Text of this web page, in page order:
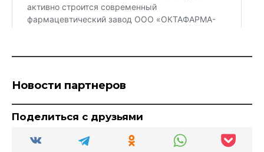
Новости партнеров
Поделиться с друзьями